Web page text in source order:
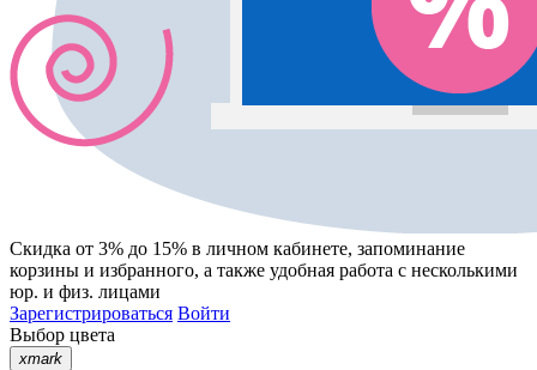
Скидка от 3% до 15% в личном кабинете, запоминание
корзины и избранного, а также удобная работа с несколькими
юр. и физ. лицами
Зарегистрироваться Войти
Выбор цвета
xmark